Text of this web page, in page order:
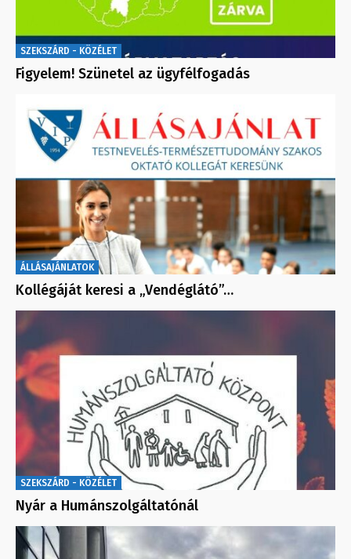
SZEKSZÁRD - KÖZÉLET
Figyelem! Szünetel az ügyfélfogadás
ÁLLÁSAJÁNLATOK
Kollégáját keresi a „Vendéglátó”…
SZEKSZÁRD - KÖZÉLET
Nyár a Humánszolgáltatónál